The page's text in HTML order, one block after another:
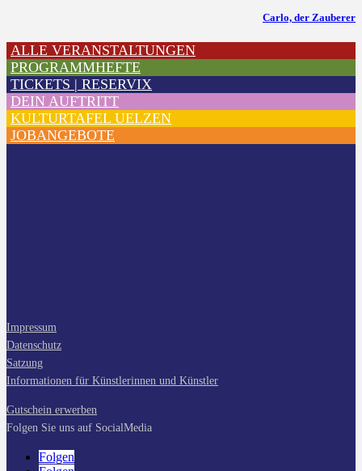
Carlo, der Zauberer
ALLE VERANSTALTUNGEN
PROGRAMMHEFTE
TICKETS | RESERVIX
DEIN AUFTRITT
KULTURTAFEL UELZEN
JOBANGEBOTE
Impressum
Datenschutz
Satzung
Informationen für Künstlerinnen und Künstler
Gutschein erwerben
Folgen Sie uns auf SocialMedia
Folgen